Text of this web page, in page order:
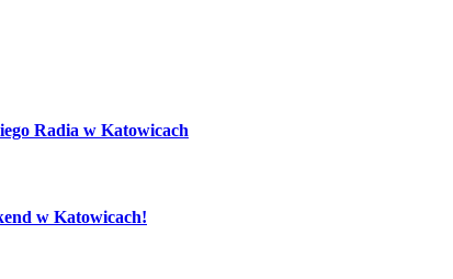
Radia w Katowicach
w Katowicach!